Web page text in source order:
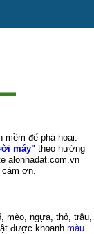
mềm để phá hoại.
máy"theo hướng
alonhadat.com.vn
cám ơn.
mèo, ngựa, thỏ, trâu,
được khoanh màu